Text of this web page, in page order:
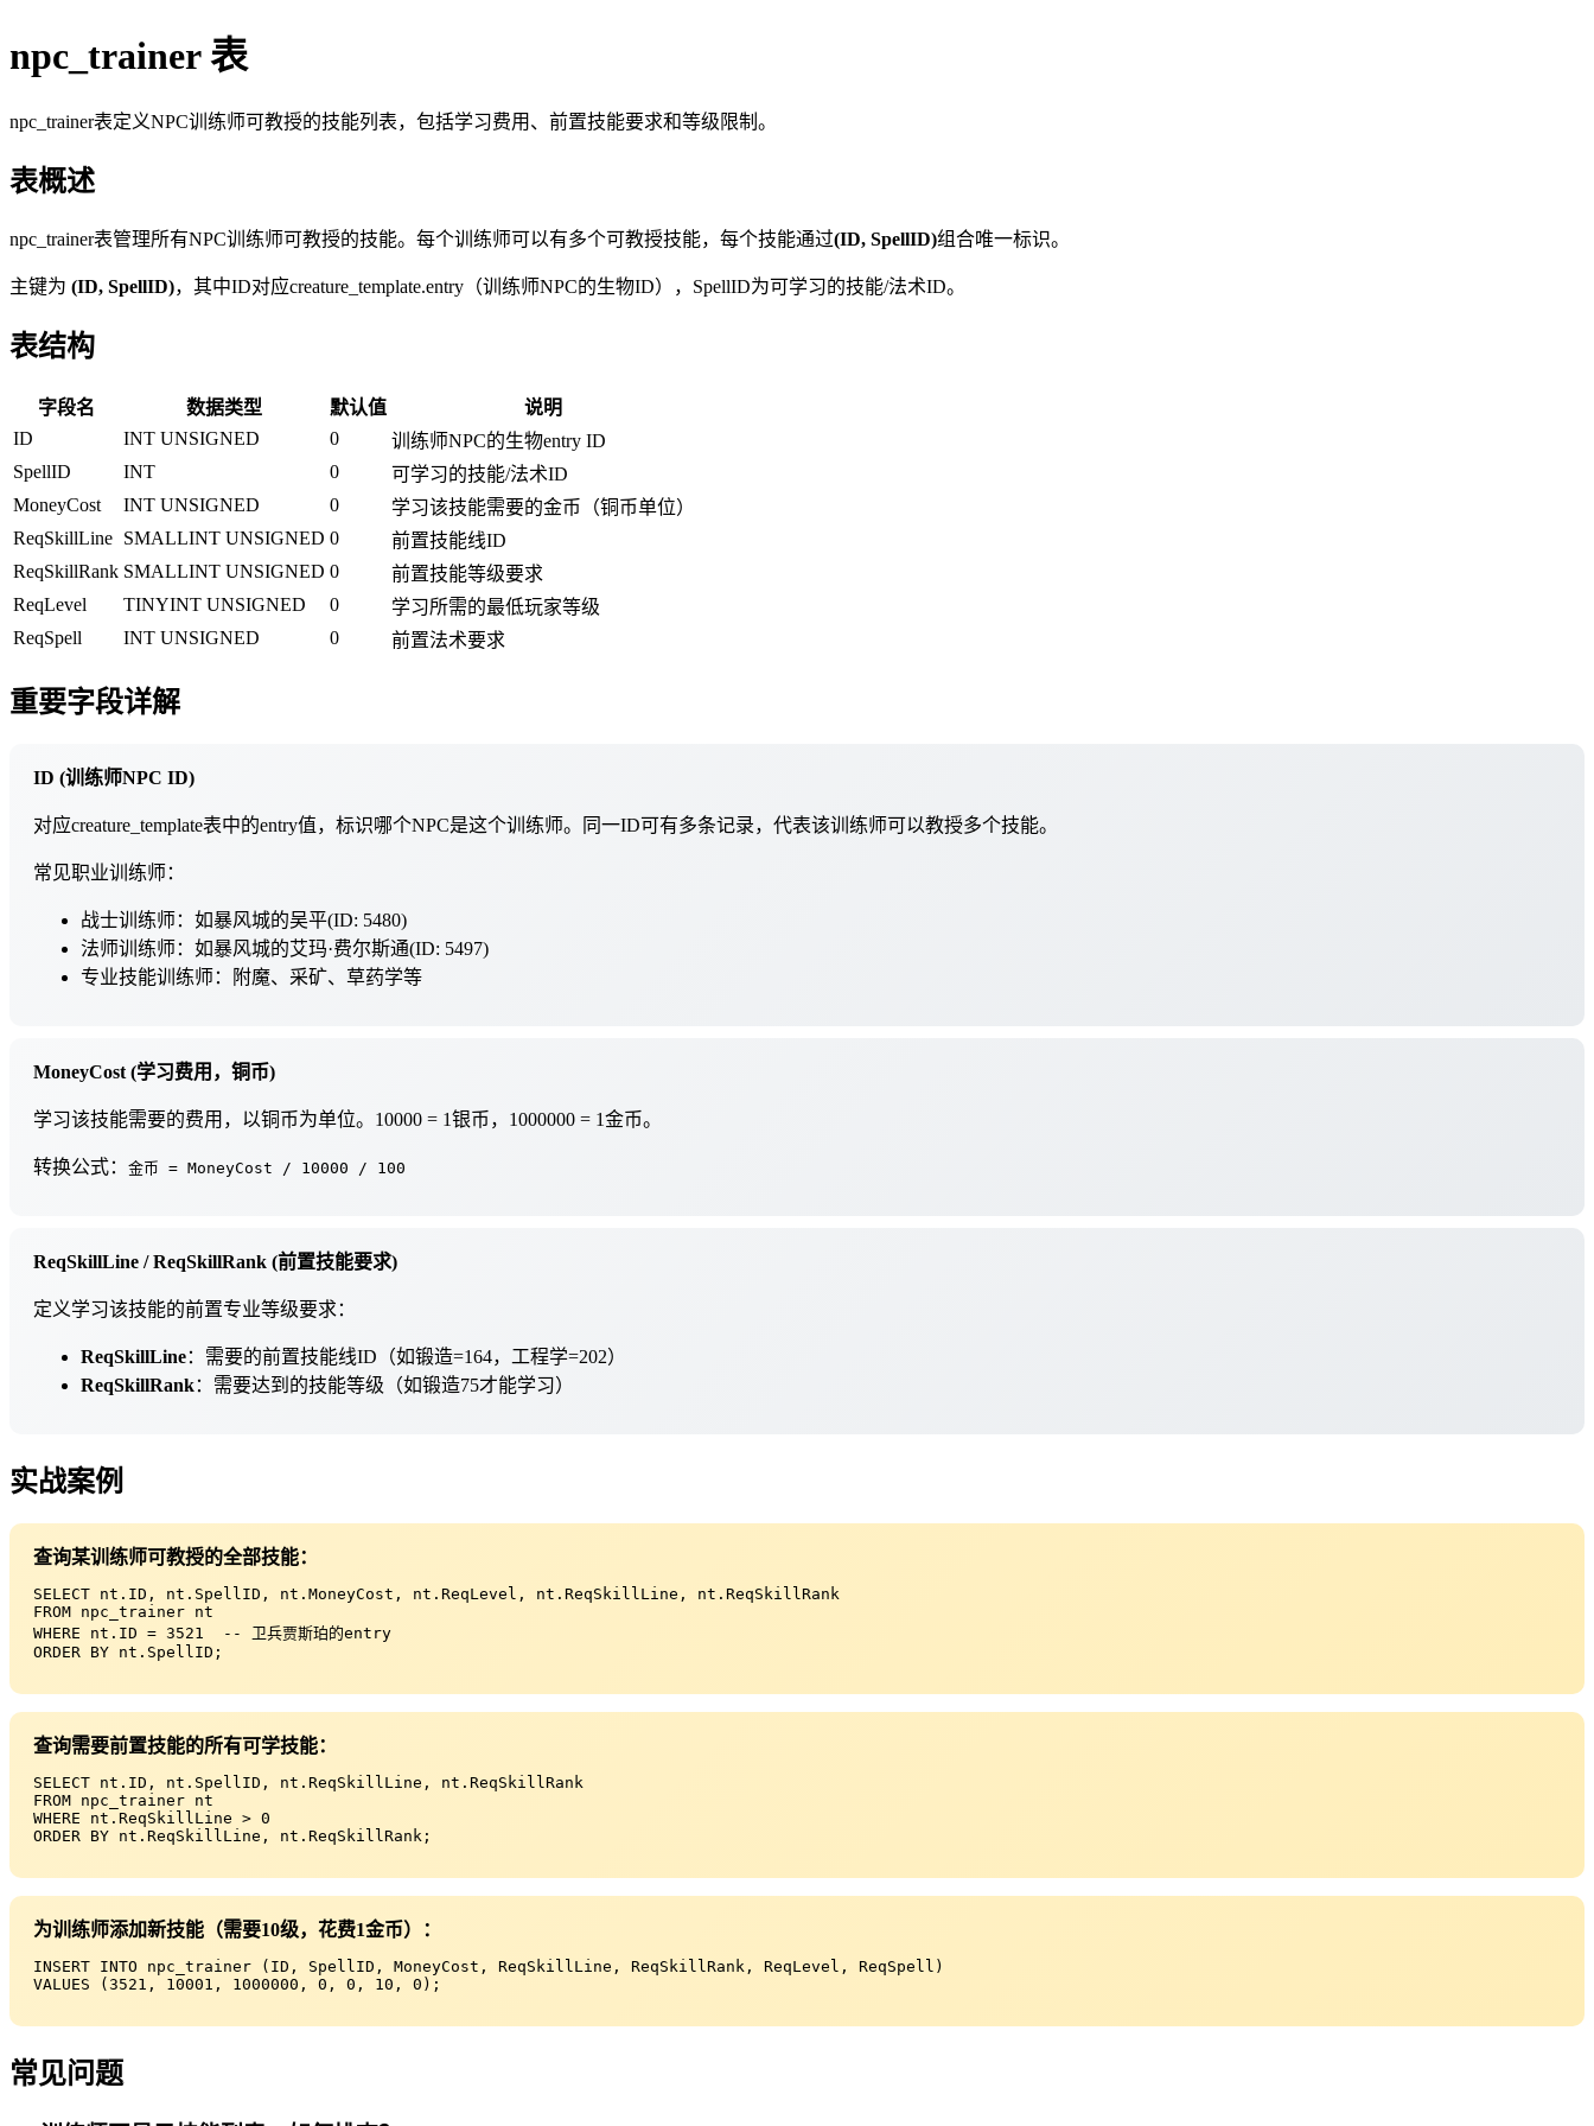
npc_trainer 表
npc_trainer表定义NPC训练师可教授的技能列表，包括学习费用、前置技能要求和等级限制。
表概述
npc_trainer表管理所有NPC训练师可教授的技能。每个训练师可以有多个可教授技能，每个技能通过(ID, SpellID)组合唯一标识。
主键为 (ID, SpellID)，其中ID对应creature_template.entry（训练师NPC的生物ID），SpellID为可学习的技能/法术ID。
表结构
字段名 数据类型 默认值
说明
ID
INT UNSIGNED 0
训练师NPC的生物entry ID
SpellID
INT 0
可学习的技能/法术ID
MoneyCost
INT UNSIGNED 0
学习该技能需要的金币（铜币单位）
ReqSkillLine SMALLINT UNSIGNED 0
前置技能线ID
ReqSkillRank SMALLINT UNSIGNED 0
前置技能等级要求
ReqLevel
TINYINT UNSIGNED 0
学习所需的最低玩家等级
ReqSpell
INT UNSIGNED 0 前置法术要求
重要字段详解
ID (训练师NPC ID)
对应creature_template表中的entry值，标识哪个NPC是这个训练师。同一ID可有多条记录，代表该训练师可以教授多个技能。
常见职业训练师：
战士训练师：如暴风城的吴平(ID: 5480)
法师训练师：如暴风城的艾玛·费尔斯通(ID: 5497)
专业技能训练师：附魔、采矿、草药学等
MoneyCost (学习费用，铜币)
学习该技能需要的费用，以铜币为单位。10000 = 1银币，1000000 = 1金币。
转换公式： 金币 = MoneyCost / 10000 / 100
ReqSkillLine / ReqSkillRank (前置技能要求)
定义学习该技能的前置专业等级要求：
ReqSkillLine：需要的前置技能线ID（如锻造=164，工程学=202）
ReqSkillRank：需要达到的技能等级（如锻造75才能学习）
实战案例
查询某训练师可教授的全部技能：
SELECT nt.ID, nt.SpellID, nt.MoneyCost, nt.ReqLevel, nt.ReqSkillLine, nt.ReqSkillRank
FROM npc_trainer nt
WHERE nt.ID = 3521  -- 卫兵贾斯珀的entry
ORDER BY nt.SpellID;
查询需要前置技能的所有可学技能：
SELECT nt.ID, nt.SpellID, nt.ReqSkillLine, nt.ReqSkillRank
FROM npc_trainer nt
WHERE nt.ReqSkillLine > 0
ORDER BY nt.ReqSkillLine, nt.ReqSkillRank;
为训练师添加新技能（需要10级，花费1金币）：
INSERT INTO npc_trainer (ID, SpellID, MoneyCost, ReqSkillLine, ReqSkillRank, ReqLevel, ReqSpell)
VALUES (3521, 10001, 1000000, 0, 0, 10, 0);
常见问题